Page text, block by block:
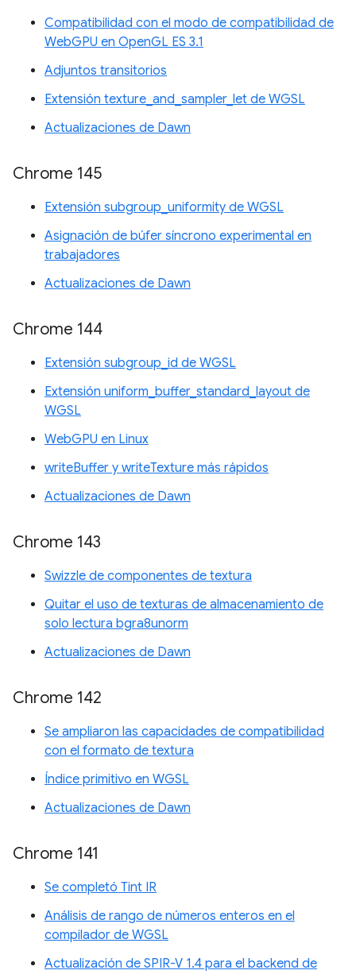
Compatibilidad con el modo de compatibilidad de
WebGPU en OpenGL ES 3.1
Adjuntos transitorios
Extensión texture_and_sampler_let de WGSL
Actualizaciones de Dawn
Chrome 145
Extensión subgroup_uniformity de WGSL
Asignación de búfer síncrono experimental en
trabajadores
Actualizaciones de Dawn
Chrome 144
Extensión subgroup_id de WGSL
Extensión uniform_buffer_standard_layout de
WGSL
WebGPU en Linux
writeBuffer y writeTexture más rápidos
Actualizaciones de Dawn
Chrome 143
Swizzle de componentes de textura
Quitar el uso de texturas de almacenamiento de
solo lectura bgra8unorm
Actualizaciones de Dawn
Chrome 142
Se ampliaron las capacidades de compatibilidad
con el formato de textura
Índice primitivo en WGSL
Actualizaciones de Dawn
Chrome 141
Se completó Tint IR
Análisis de rango de números enteros en el
compilador de WGSL
Actualización de SPIR-V 1.4 para el backend de